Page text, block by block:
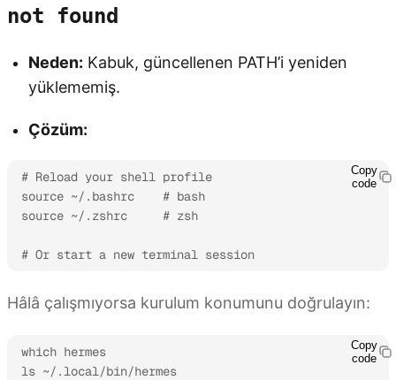
not found
Neden: Kabuk, güncellenen PATH’i yeniden
yüklememiş.
Çözüm:
# Reload your shell profile
source ~/.bashrc    # bash
source ~/.zshrc     # zsh
# Or start a new terminal session
Copy
code
Hâlâ çalışmıyorsa kurulum konumunu doğrulayın:
which hermes
ls ~/.local/bin/hermes
Copy
code